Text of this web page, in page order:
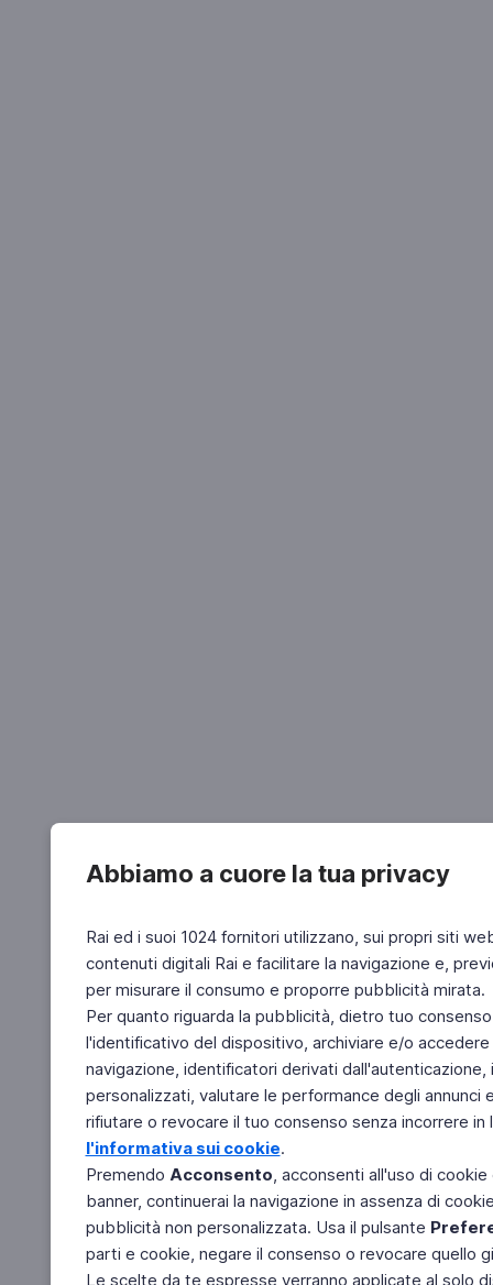
Abbiamo a cuore la tua privacy
Rai ed i suoi 1024 fornitori utilizzano, sui propri siti
contenuti digitali Rai e facilitare la navigazione e,
per misurare il consumo e proporre pubblicità mirata.
Per quanto riguarda la pubblicità, dietro tuo
l'identificativo del dispositivo, archiviare e/o
navigazione, identificatori derivati
personalizzati, valutare le performance degli
rifiutare o revocare il tuo consenso senza incorrere
l'informativa sui cookie.
Premendo Acconsento, acconsenti all'uso di
banner, continuerai la navigazione in assenza di
pubblicità non personalizzata. Usa il pulsante
parti e cookie, negare il consenso o revocare quello
Le scelte da te espresse verranno applicate al solo